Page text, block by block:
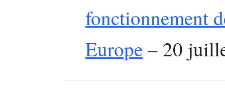
fonctionnement
Europe– 20